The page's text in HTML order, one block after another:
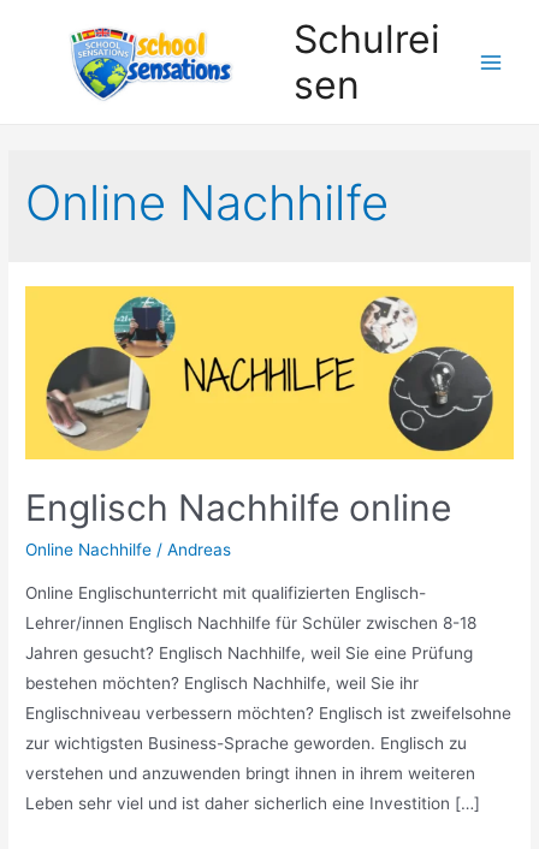
Schulrei
sen
Online Nachhilfe
Englisch Nachhilfe online
Online Nachhilfe /Andreas
Online Englischunterricht mit qualifizierten Englisch-
Lehrer/innen Englisch Nachhilfe für Schüler zwischen 8-18
Jahren gesucht? Englisch Nachhilfe, weil Sie eine Prüfung
bestehen möchten? Englisch Nachhilfe, weil Sie ihr
Englischniveau verbessern möchten? Englisch ist zweifelsohne
zur wichtigsten Business-Sprache geworden. Englisch zu
verstehen und anzuwenden bringt ihnen in ihrem weiteren
Leben sehr viel und ist daher sicherlich eine Investition […]